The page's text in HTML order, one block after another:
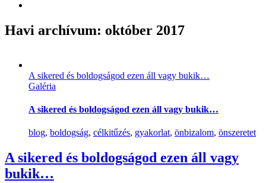
Havi archívum: október 2017
A sikered és boldogságod ezen áll vagy bukik…
Galéria
A sikered és boldogságod ezen áll vagy bukik…
blog, boldogság, célkitűzés, gyakorlat, önbizalom, önszeretet
A sikered és boldogságod ezen áll vagy
bukik…